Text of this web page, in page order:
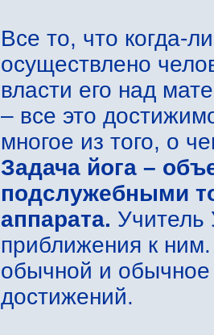
Все то, что когда-
осуществлено
власти его над
– все это
многое из того, о
Задача йога –
подслужебными
аппарата. Учитель
приближения к
обычной и обычное
достижений.